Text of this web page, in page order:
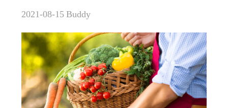
2021-08-15 Buddy